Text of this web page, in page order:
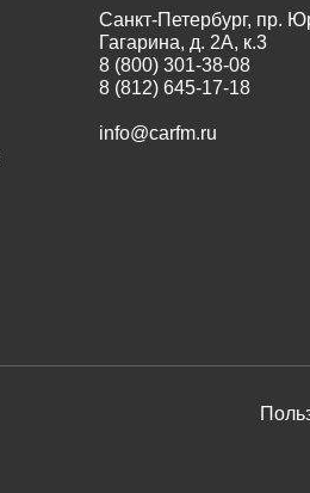
Санкт-Петербург, пр.
Гагарина, д. 2А, к.3
8 (800) 301-38-08
8 (812) 645-17-18
info@carfm.ru